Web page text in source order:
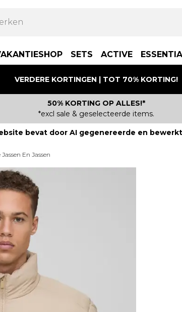
SETS ACTIVE
VERDERE KORTINGEN | TOT 70% KORTING!
50% KORTING OP ALLES!*
*excl sale & geselecteerde items.
bevat door AI gegenereerde en
En Jassen